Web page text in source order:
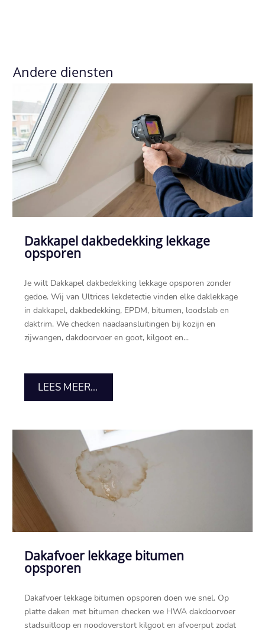
Andere diensten
Dakkapel dakbedekking lekkage
opsporen
Je wilt Dakkapel dakbedekking lekkage opsporen zonder
gedoe.​ Wij van Ultrices lekdetectie vinden elke daklekkage
in dakkapel, dakbedekking, EPDM, bitumen, loodslab en
daktrim.​ We checken naadaansluitingen bij kozijn en
zijwangen, dakdoorvoer en goot, kilgoot en...
LEES MEER...
Dakafvoer lekkage bitumen
opsporen
Dakafvoer lekkage bitumen opsporen doen we snel.​ Op
platte daken met bitumen checken we HWA dakdoorvoer
stadsuitloop en noodoverstort kilgoot en afvoerput zodat